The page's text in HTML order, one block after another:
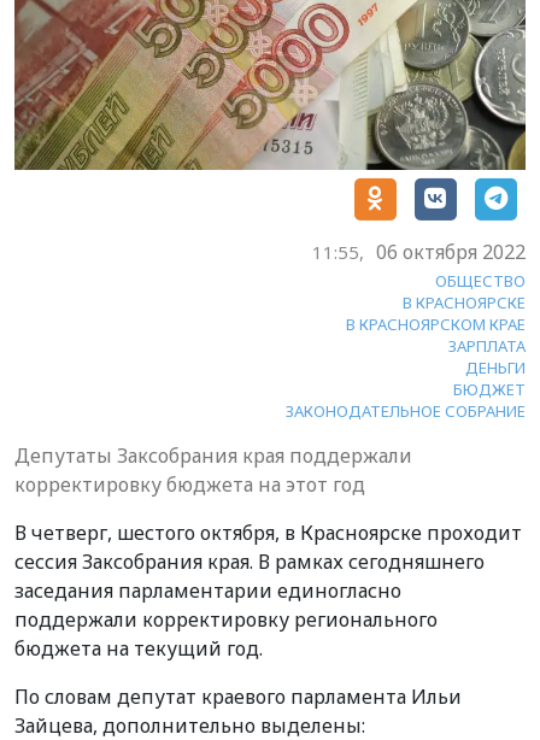
11:55, 06 октября 2022
ОБЩЕСТВО
В КРАСНОЯРСКЕ
В КРАСНОЯРСКОМ КРАЕ
ЗАРПЛАТА
ДЕНЬГИ
БЮДЖЕТ
ЗАКОНОДАТЕЛЬНОЕ СОБРАНИЕ
Депутаты Заксобрания края поддержали
корректировку бюджета на этот год
В четверг, шестого октября, в Красноярске проходит
сессия Заксобрания края. В рамках сегодняшнего
заседания парламентарии единогласно
поддержали корректировку регионального
бюджета на текущий год.
По словам депутат краевого парламента Ильи
Зайцева, дополнительно выделены: